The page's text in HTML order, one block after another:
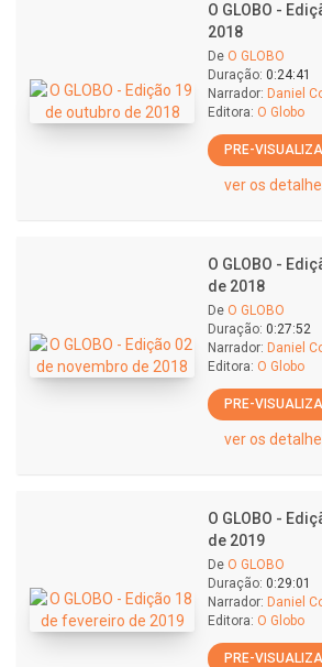
O GLOBO -
2018
De O GLOBO
Duração: 0:24:41
Narrador: Daniel
Editora: O Globo
PRE-
ver os
O GLOBO -
de 2018
De O GLOBO
Duração: 0:27:52
Narrador: Daniel
Editora: O Globo
PRE-
ver os
O GLOBO -
de 2019
De O GLOBO
Duração: 0:29:01
Narrador: Daniel
Editora: O Globo
PRE-